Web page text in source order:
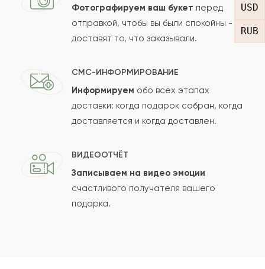
USD
RUB
Сколько будет
Отзыв будет опубликован после проверки.
Проверяем на спам.
Фотографируем ваш букет перед
отправкой, чтобы вы были спокойны -
доставят то, что заказывали.
СМС-ИНФОРМИРОВАНИЕ
Информируем обо всех этапах
доставки: когда подарок собран, когда
доставляется и когда доставлен.
ВИДЕООТЧЁТ
Записываем на видео эмоции
счастливого получателя вашего
подарка.